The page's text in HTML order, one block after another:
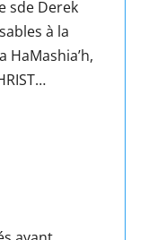
sde Derek
à la
HaMashia’h,